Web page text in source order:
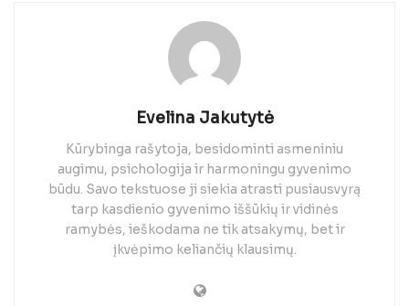
Evelina Jakutytė
Kūrybinga rašytoja, besidominti asmeniniu
augimu, psichologija ir harmoningu gyvenimo
būdu. Savo tekstuose ji siekia atrasti pusiausvyrą
tarp kasdienio gyvenimo iššūkių ir vidinės
ramybės, ieškodama ne tik atsakymų, bet ir
įkvėpimo keliančių klausimų.